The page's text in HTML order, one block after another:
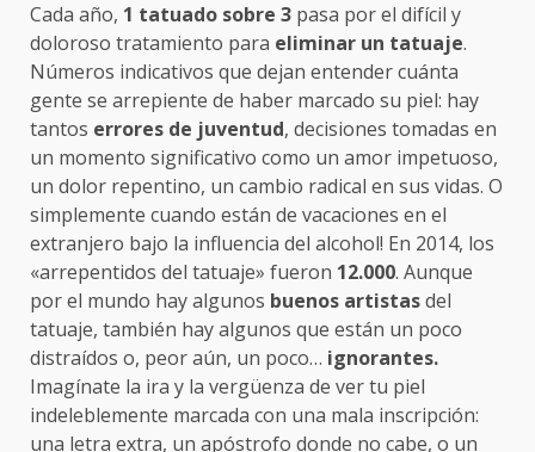
Cada año, 1 tatuado sobre 3 pasa por el difícil y
doloroso tratamiento para eliminar un tatuaje.
Números indicativos que dejan entender cuánta
gente se arrepiente de haber marcado su piel: hay
tantos errores de juventud, decisiones tomadas en
un momento significativo como un amor impetuoso,
un dolor repentino, un cambio radical en sus vidas. O
simplemente cuando están de vacaciones en el
extranjero bajo la influencia del alcohol! En 2014, los
«arrepentidos del tatuaje» fueron 12.000. Aunque
por el mundo hay algunos buenos artistasdel
tatuaje, también hay algunos que están un poco
distraídos o, peor aún, un poco… ignorantes.
Imagínate la ira y la vergüenza de ver tu piel
indeleblemente marcada con una mala inscripción:
una letra extra, un apóstrofo donde no cabe, o un